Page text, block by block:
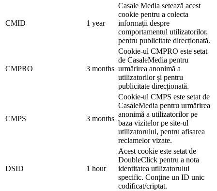
CMID 1 year
Casale Media setează acest
cookie pentru a colecta
informații despre
comportamentul utilizatorilor,
pentru publicitate direcționată.
CMPRO 3 months
Cookie-ul CMPRO este setat
de CasaleMedia pentru
urmărirea anonimă a
utilizatorilor și pentru
publicitate direcționată.
CMPS 3 months
Cookie-ul CMPS este setat de
CasaleMedia pentru urmărirea
anonimă a utilizatorilor pe
baza vizitelor pe site-ul
utilizatorului, pentru afișarea
reclamelor vizate.
DSID 1 hour
Acest cookie este setat de
DoubleClick pentru a nota
identitatea utilizatorului
specific. Conține un ID unic
codificat/criptat.